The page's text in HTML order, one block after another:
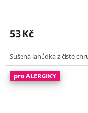
produktu
je
z
5
hvězdiček.
53 Kč
Sušená lahůdka z čisté
pro ALERGIKY